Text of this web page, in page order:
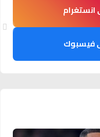
انستغرام
فيسبوك